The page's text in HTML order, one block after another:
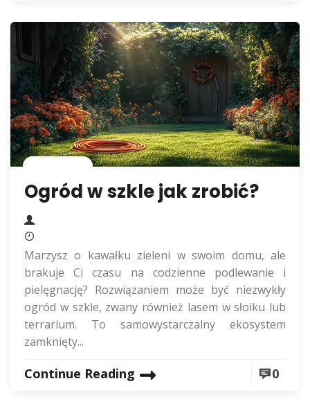
Ogród w szkle jak zrobić?
Marzysz o kawałku zieleni w swoim domu, ale
brakuje Ci czasu na codzienne podlewanie i
pielęgnację? Rozwiązaniem może być niezwykły
ogród w szkle, zwany również lasem w słoiku lub
terrarium. To samowystarczalny ekosystem
zamknięty...
Continue Reading 0